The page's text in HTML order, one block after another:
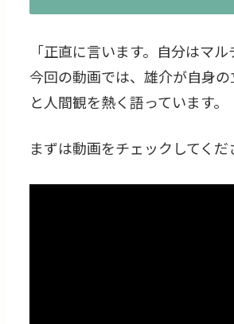
「正直に言います。自分はマ
今回の動画では、雄介が自身
と人間観を熱く語っています。
まずは動画をチェックしてくだ